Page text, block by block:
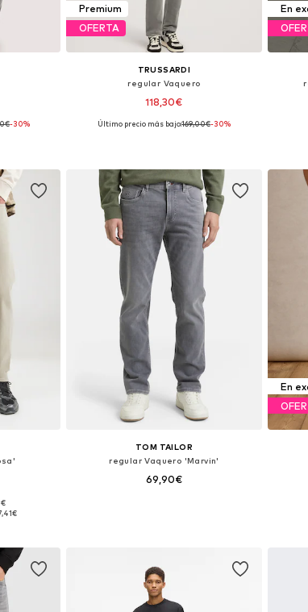
-30%
Premium
OFERTA
TRUSSARDI
regular Vaquero
118,30€
Disponible en muchas tallas
Último precio más bajo:169,00€-30%
En
TOM TAILOR
regular Vaquero 'Marvin'
69,90€
En